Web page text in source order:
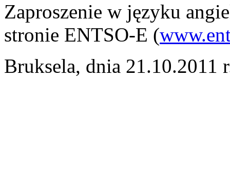
Zaproszenie w języku
stronie ENTSO-E (
Bruksela, dnia 21.10.2011